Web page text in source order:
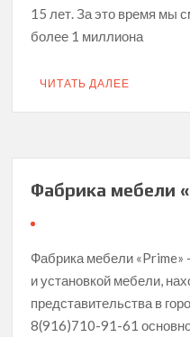
15 лет. За это время мы
более 1 миллиона
ЧИТАТЬ ДАЛЕЕ
Фабрика мебели
Фабрика мебели «Prime»
и установкой мебели,
представительства в
8(916)710-91-61